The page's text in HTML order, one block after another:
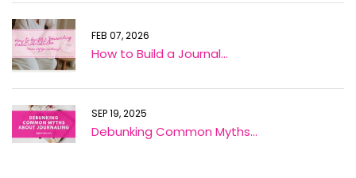
FEB 07, 2026
How to Build a Journal...
SEP 19, 2025
Debunking Common Myths...